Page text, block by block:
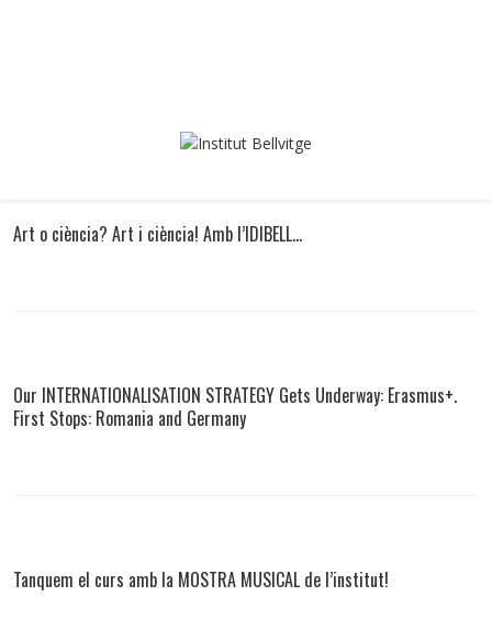
Art o ciència? Art i ciència! Amb l’IDIBELL…
Our INTERNATIONALISATION STRATEGY Gets Underway: Erasmus+.
First Stops: Romania and Germany
Tanquem el curs amb la MOSTRA MUSICAL de l’institut!